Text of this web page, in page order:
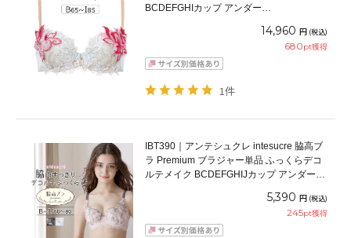
BCDEFGHIカップ アンダー
14,960 円 (税込)
680pt獲得
1件
IBT390｜アンテシュクレ intesucre 脇高ブ
ラ Premium ブラジャー単品 ふっくらデコ
ルテメイク BCDEFGHIJカップ アンダー
5,390 円 (税込)
245pt獲得